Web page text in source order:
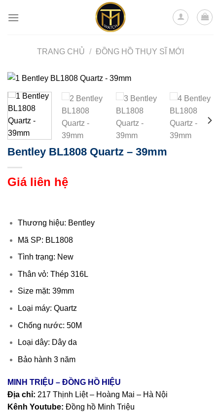
TRANG CHỦ / ĐỒNG HỒ THỤY SĨ MỚI
Bentley BL1808 Quartz – 39mm
Giá liên hệ
Thương hiệu: Bentley
Mã SP: BL1808
Tình trạng: New
Thân vỏ: Thép 316L
Size mặt: 39mm
Loại máy: Quartz
Chống nước: 50M
Loại dây: Dây da
Bảo hành 3 năm
MINH TRIỆU – ĐỒNG HỒ HIỆU
Địa chỉ: 217 Thịnh Liệt – Hoàng Mai – Hà Nội
Kênh Youtube: Đồng hồ Minh Triệu